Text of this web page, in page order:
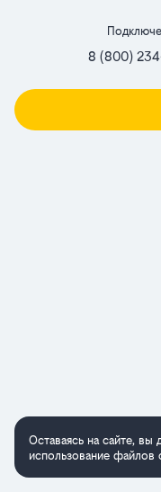
8 (800)
Оставаясь на сайте, вы
использование файлов